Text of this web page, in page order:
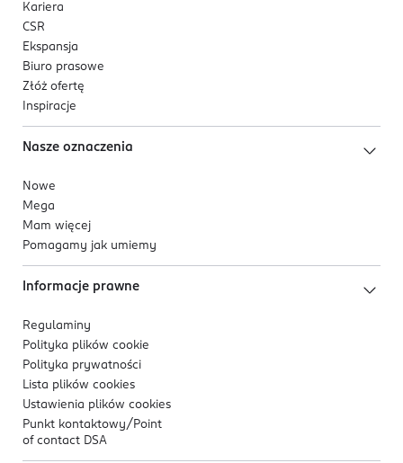
Kariera
CSR
Ekspansja
Biuro prasowe
Złóż ofertę
Inspiracje
Nasze oznaczenia
Nowe
Mega
Mam więcej
Pomagamy jak umiemy
Informacje prawne
Regulaminy
Polityka plików cookie
Polityka prywatności
Lista plików cookies
Ustawienia plików cookies
Punkt kontaktowy/ Point
of contact DSA